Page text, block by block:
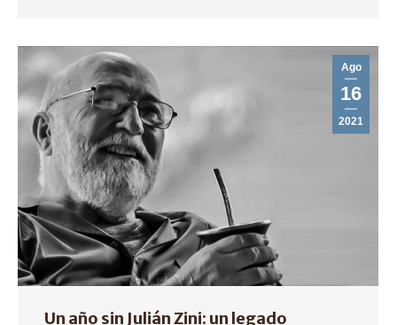
Ago
16
2021
Un año sin Julián Zini: un legado